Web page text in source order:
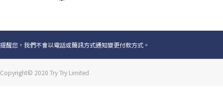
提醒您，我們不會以電話或簡訊方式通知變更付款方式。
Copyright© 2020 Try Try Limited